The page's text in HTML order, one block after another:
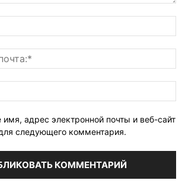
имя, адрес электронной почты и веб-сайт
следующего комментария.